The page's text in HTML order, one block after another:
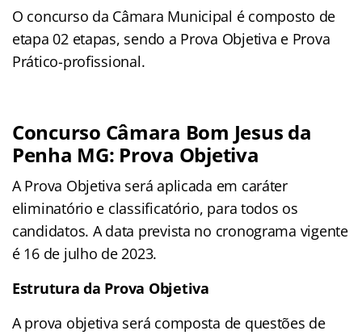
O concurso da Câmara Municipal é composto de
etapa 02 etapas, sendo a Prova Objetiva e Prova
Prático-profissional.
Concurso Câmara Bom Jesus da
Penha MG: Prova Objetiva
A Prova Objetiva será aplicada em caráter
eliminatório e classificatório, para todos os
candidatos. A data prevista no cronograma vigente
é 16 de julho de 2023.
Estrutura da Prova Objetiva
A prova objetiva será composta de questões de